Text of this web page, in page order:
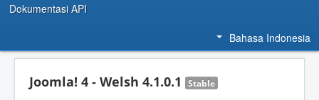
Dokumentasi API
Bahasa Indonesia
Joomla! 4 - Welsh 4.1.0.1 Stable